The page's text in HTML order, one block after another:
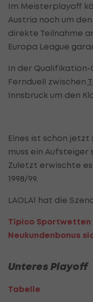
Im Meisterplayoff
Austria noch um
direkte Teilnahme
Europa League
In der
Fernduell zwischen
Innsbruck um den
Eines ist schon jetzt
muss ein
Zuletzt erwischte
1998/99.
LAOLA1 hat die
Tipico Sportwetten
Neukundenbonus
Unteres Playoff
Tabelle